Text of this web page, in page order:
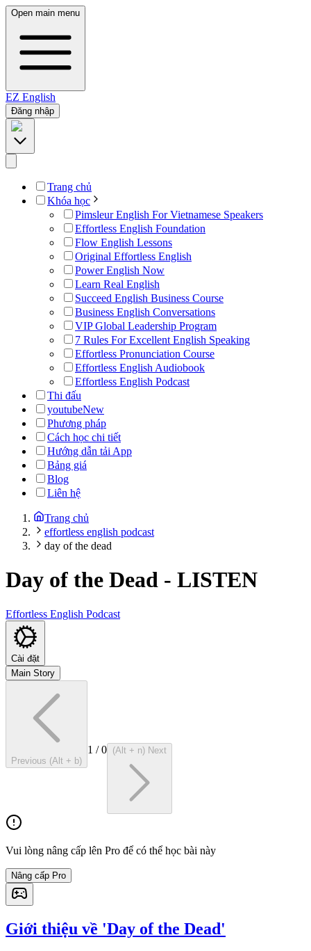
Open main menu
EZ English
Đăng nhập
Trang chủ
Khóa học
Pimsleur English For Vietnamese Speakers
Effortless English Foundation
Flow English Lessons
Original Effortless English
Power English Now
Learn Real English
Succeed English Business Course
Business English Conversations
VIP Global Leadership Program
7 Rules For Excellent English Speaking
Effortless Pronunciation Course
Effortless English Audiobook
Effortless English Podcast
Thi đấu
youtubeNew
Phương pháp
Cách học chi tiết
Hướng dẫn tải App
Bảng giá
Blog
Liên hệ
Trang chủ
effortless english podcast
day of the dead
Day of the Dead - LISTEN
Effortless English Podcast
Cài đặt
Main Story
Previous (Alt + b)
1 /0 (Alt + n) Next
Vui lòng nâng cấp lên Pro để có thể học bài này
Nâng cấp Pro
Giới thiệu về 'Day of the Dead'